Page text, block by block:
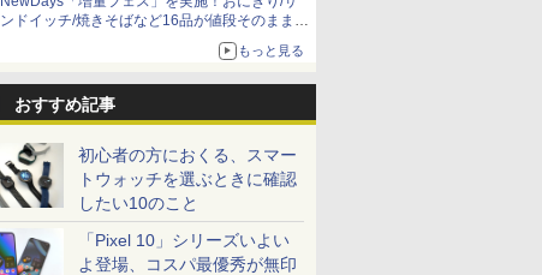
ンドイッチ/焼きそばなど16品が値段そのままで
もっと見る
おすすめ記事
初心者の方におくる、スマー
トウォッチを選ぶときに確認
したい10のこと
「Pixel 10」シリーズいよい
よ登場、コスパ最優秀が無印